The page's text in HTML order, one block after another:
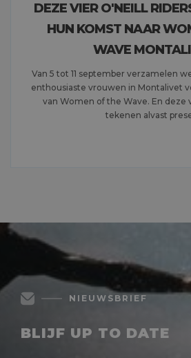
DEZE VIER O'NEILL
HUN KOMST NAAR
WAVE
Van 5 tot 11 september verzamelen
enthousiaste vrouwen in Montalivet
van Women of the Wave. En deze
tekenen alvast
NIEUWSBRIEF
BLIJF UP TO DATE